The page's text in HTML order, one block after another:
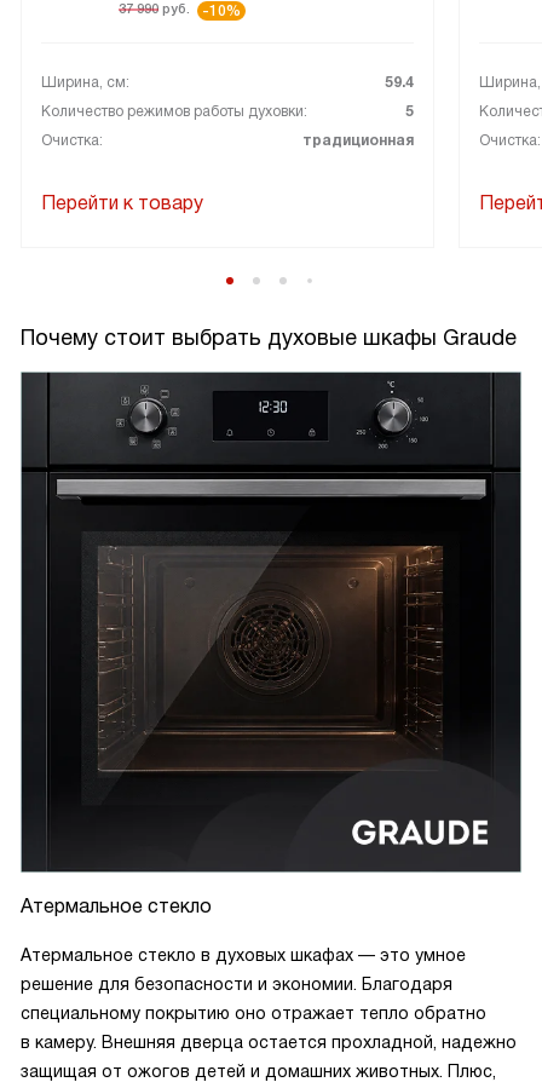
37 990 руб. -10%
Ширина, см:
59.4
Количество режимов работы духовки:
5
Очистка:
традиционная
Перейти к товару
Очистка:
Почему стоит выбрать духовые шкафы Graude
Атермальное стекло
Атермальное стекло в духовых шкафах — это умное
решение для безопасности и экономии. Благодаря
специальному покрытию оно отражает тепло обратно
в камеру. Внешняя дверца остается прохладной, надежно
защищая от ожогов детей и домашних животных. Плюс,